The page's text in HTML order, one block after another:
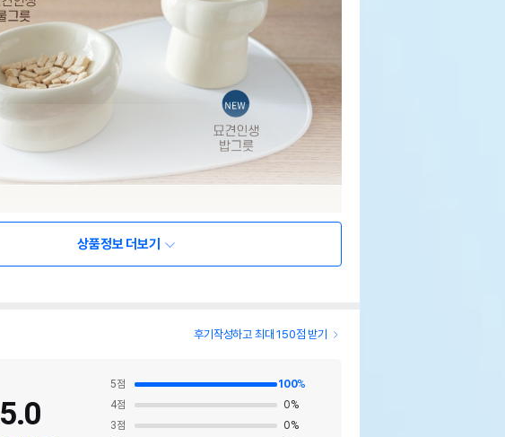
상품정보 더보기
후기작성하고 최대 150점 받기
5.0
5점 100%
4점 0%
3점 0%